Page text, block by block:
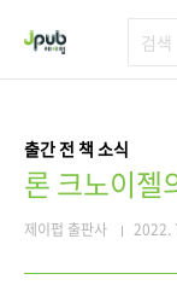
출간 전 책 소식
론 크노이젤
제이펍 출판사 2022.